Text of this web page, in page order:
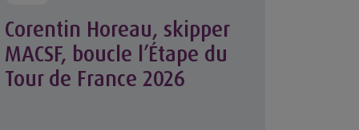
Corentin Horeau, skipper
MACSF, boucle l’Étape du
Tour de France 2026